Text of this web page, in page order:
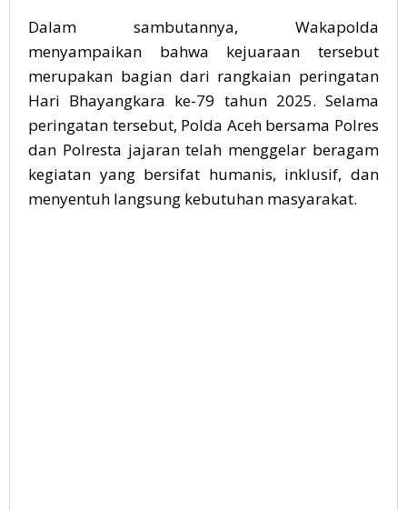
Dalam sambutannya, Wakapolda
menyampaikan bahwa kejuaraan tersebut
merupakan bagian dari rangkaian peringatan
Hari Bhayangkara ke-79 tahun 2025. Selama
peringatan tersebut, Polda Aceh bersama Polres
dan Polresta jajaran telah menggelar beragam
kegiatan yang bersifat humanis, inklusif, dan
menyentuh langsung kebutuhan masyarakat.